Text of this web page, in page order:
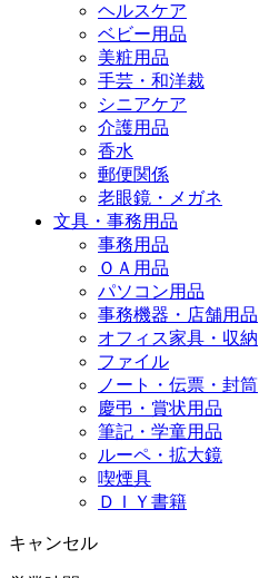
ヘルスケア
ベビー用品
美粧用品
手芸・和洋裁
シニアケア
介護用品
香水
郵便関係
老眼鏡・メガネ
文具・事務用品
事務用品
ＯＡ用品
パソコン用品
事務機器・店舗用品
オフィス家具・収納
ファイル
ノート・伝票・封筒
慶弔・賞状用品
筆記・学童用品
ルーペ・拡大鏡
喫煙具
ＤＩＹ書籍
キャンセル